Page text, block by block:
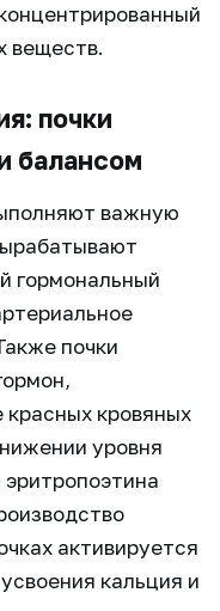
веществ.
почки
балансом
важную
гормональный
почки
кровяных
уровня
активируется
кальция и